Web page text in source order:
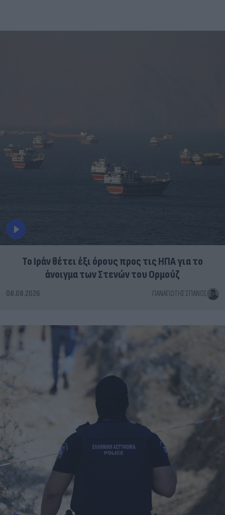
Το Ιράν θέτει έξι όρους προς τις ΗΠΑ για το
άνοιγμα των Στενών του Ορμούζ
08.08.2026 ΠΑΝΑΓΙΏΤΗΣ ΣΠΑΝΌΣ